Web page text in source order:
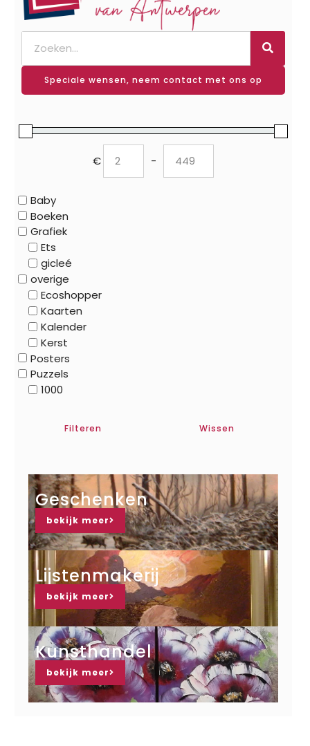
Speciale wensen, neem contact met ons op
€ Minimum Price
- Maximum Price
Baby
Boeken
Grafiek
Ets
gicleé
overige
Ecoshopper
Kaarten
Kalender
Kerst
Posters
Puzzels
1000
Filteren Wissen
Geschenken
bekijk meer
Lijstenmakerij
bekijk meer
Kunsthandel
bekijk meer